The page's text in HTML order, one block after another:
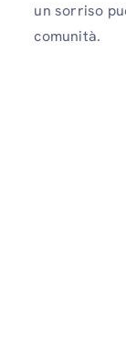
un sorriso
comunità.